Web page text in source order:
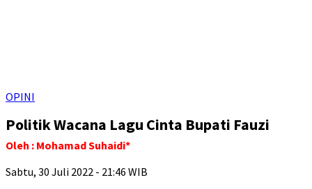
OPINI
Politik Wacana Lagu Cinta Bupati Fauzi
Oleh : Mohamad Suhaidi*
Sabtu, 30 Juli 2022 - 21:46 WIB